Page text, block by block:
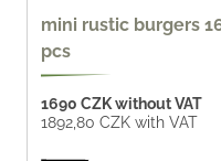
mini rustic burgers
pcs
1690 CZK without VAT
1892,80 CZK with VAT